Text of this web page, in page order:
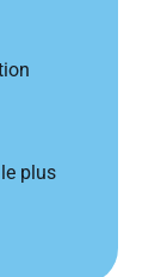
plus